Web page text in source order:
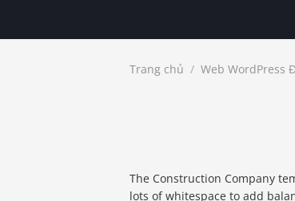
Trang chủ / Web WordPress
The Construction Company
lots of whitespace to add